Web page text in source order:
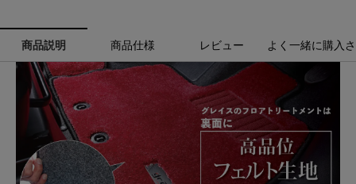
商品説明 商品仕様 レビュー よく一緒に購入